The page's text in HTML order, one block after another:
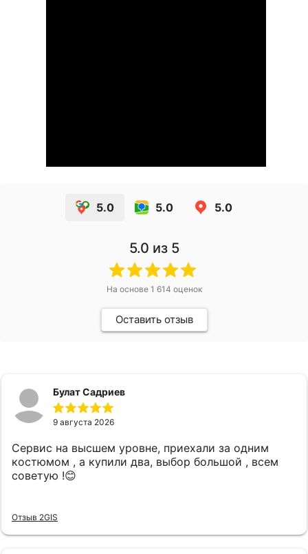
5.0 5.0 5.0
5.0 из 5
На основе 1 614 оценок
Оставить отзыв
Булат Садриев
9 августа 2026
Сервис на высшем уровне, приехали за одним
костюмом , а купили два, выбор большой , всем
советую !😊
Отзыв 2GIS